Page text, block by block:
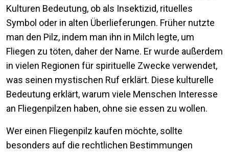
Kulturen Bedeutung, ob als Insektizid, rituelles
Symbol oder in alten Überlieferungen. Früher nutzte
man den Pilz, indem man ihn in Milch legte, um
Fliegen zu töten, daher der Name. Er wurde außerdem
in vielen Regionen für spirituelle Zwecke verwendet,
was seinen mystischen Ruf erklärt. Diese kulturelle
Bedeutung erklärt, warum viele Menschen Interesse
an Fliegenpilzen haben, ohne sie essen zu wollen.
Wer einen Fliegenpilz kaufen möchte, sollte
besonders auf die rechtlichen Bestimmungen